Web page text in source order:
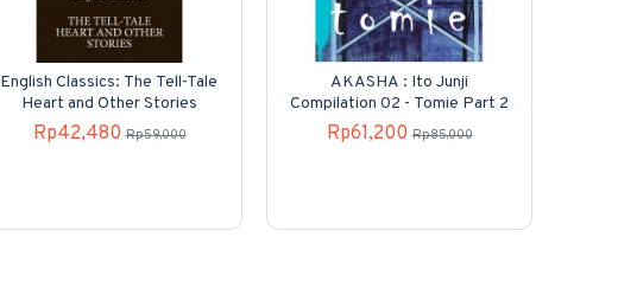
English Classics: The Tell-Tale
Heart and Other Stories
Rp42,480 Rp59,000
AKASHA : Ito Junji
Compilation 02 - Tomie Part 2
Rp61,200 Rp85,000